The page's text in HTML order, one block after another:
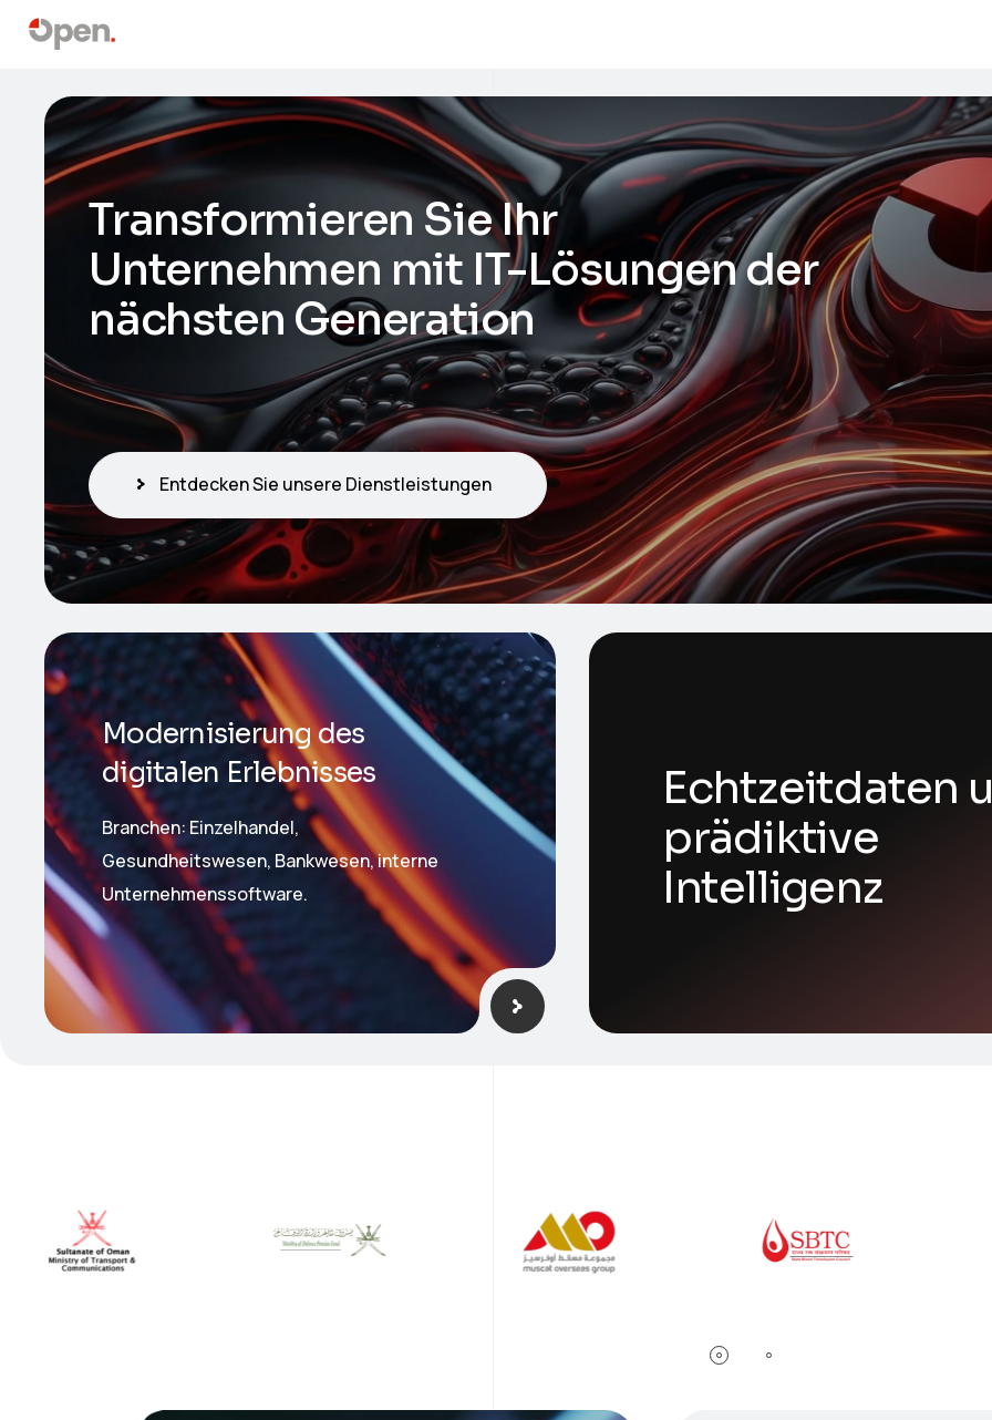
Transformieren Sie Ihr
Unternehmen mit IT-Lösungen der
nächsten Generation
Entdecken Sie unsere Dienstleistungen
Modernisierung des
digitalen Erlebnisses
Branchen: Einzelhandel,
Gesundheitswesen, Bankwesen, interne
Unternehmenssoftware.
Echtzeitdaten
prädiktive
Intelligenz